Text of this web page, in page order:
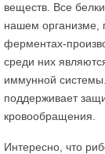
веществ. Все
нашем организме,
ферментах-
среди них
иммунной
поддерживает
кровообращения.
Интересно, что